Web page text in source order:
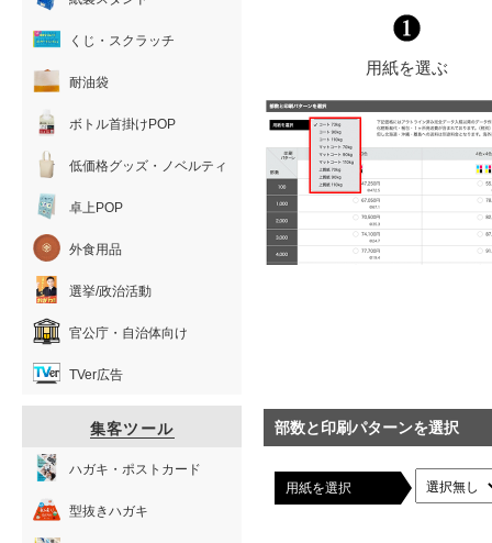
用紙を選ぶ
部数と印刷パターンを選択
用紙を選択
くじ・スクラッチ
耐油袋
ボトル首掛けPOP
低価格グッズ・ノベルティ
卓上POP
外食用品
選挙/政治活動
官公庁・自治体向け
TVer広告
集客ツール
ハガキ・ポストカード
型抜きハガキ